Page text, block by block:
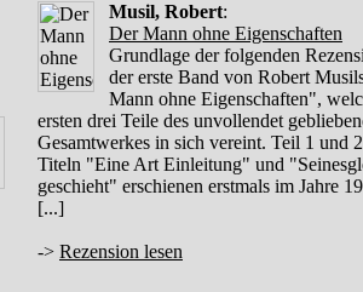
Musil, Robert:
Der Mann ohne Eigenschaften
Grundlage der folgenden
der erste Band von Robert
Mann ohne Eigenschaften",
ersten drei Teile des unvollendet
Gesamtwerkes in sich vereint. Teil 1 und
Titeln "Eine Art Einleitung" und
geschieht" erschienen erstmals im Jahre
[...]
-> Rezension lesen